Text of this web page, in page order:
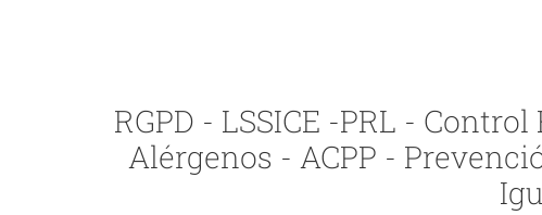
RGPD - LSSICE -PRL -
Alérgenos - ACPP -